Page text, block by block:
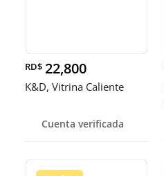
RD$ 22,800
K&D, Vitrina Caliente
Cuenta verificada